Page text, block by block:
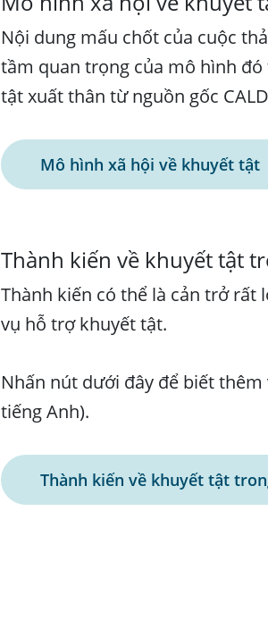
Nội dung mấu chốt của cuộc
tầm quan trọng của mô hình
tật xuất thân từ nguồn gốc
Mô hình xã hội về khuyết tật
Thành kiến về khuyết tật
Thành kiến có thể là cản trở rất
vụ hỗ trợ khuyết tật.
Nhấn nút dưới đây để biết
tiếng Anh).
Thành kiến về khuyết tật